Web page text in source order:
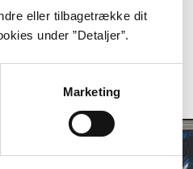
eller tilbagetrække dit
under ”Detaljer”.
Marketing